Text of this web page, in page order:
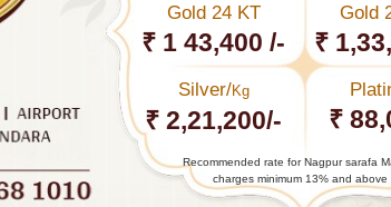
Gold 24 KT
₹ 1 43,400 /-
Gold
₹
Silver/Kg
₹ 2,21,200/- ₹
Recommended rate for Nagpur sarafa
charges minimum 13% and above